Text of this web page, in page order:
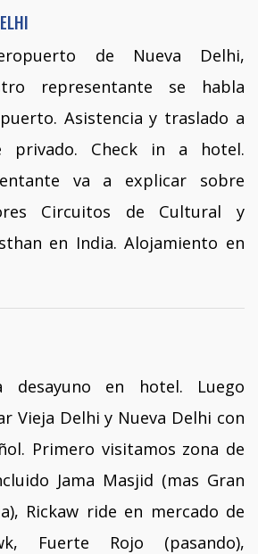
de Nueva Delhi,
representante se habla
Asistencia y traslado a
privado. Check in a hotel.
va a explicar sobre
Circuitos de Cultural y
en India. Alojamiento en
desayuno en hotel. Luego
Vieja Delhi y Nueva Delhi con
Primero visitamos zona de
Jama Masjid (mas Gran
Rickaw ride en mercado de
Fuerte Rojo (pasando),